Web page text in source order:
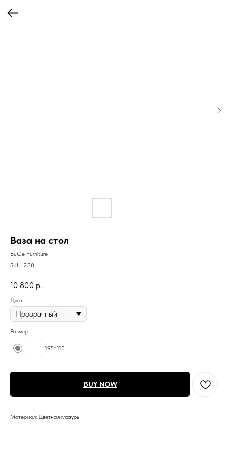
Ваза на стол
BuGe Furniture
SKU: 238
10 800 р.
Цвет
Размер
195*110
BUY NOW
Материал: Цветная глазурь